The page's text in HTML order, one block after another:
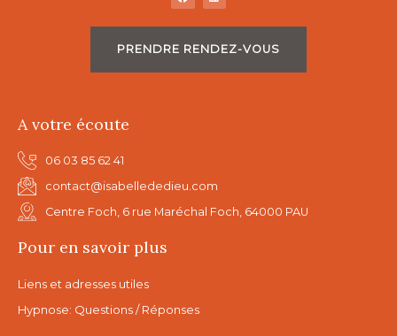
PRENDRE RENDEZ-VOUS
A votre écoute
06 03 85 62 41
contact@isabellededieu.com
Centre Foch, 6 rue Maréchal Foch, 64000 PAU
Pour en savoir plus
Liens et adresses utiles
Hypnose: Questions / Réponses